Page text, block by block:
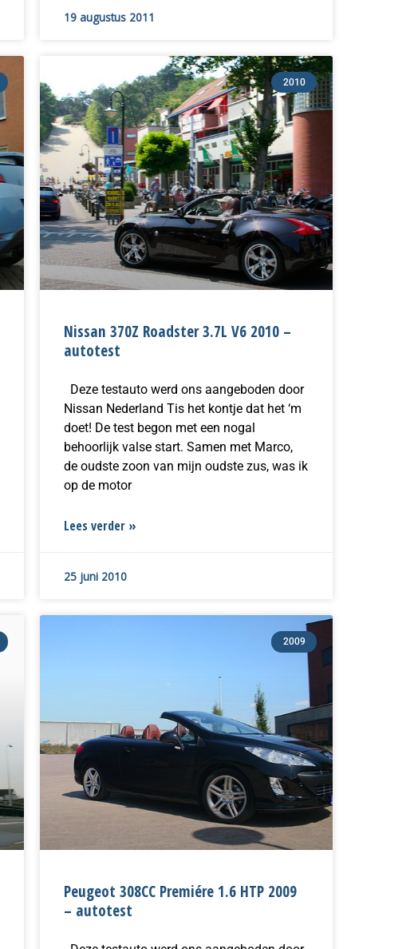
19 augustus 2011
2010
Nissan 370Z Roadster 3.7L V6 2010 –
autotest
Deze testauto werd ons aangeboden door
Nissan Nederland Tis het kontje dat het ‘m
doet! De test begon met een nogal
behoorlijk valse start. Samen met Marco,
de oudste zoon van mijn oudste zus, was ik
op de motor
Lees verder »
25 juni 2010
2009
Peugeot 308CC Premiére 1.6 HTP 2009
– autotest